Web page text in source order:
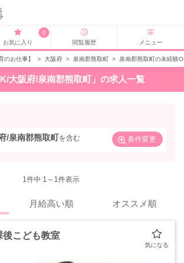
0
お気に入り
閲覧履歴 メニュー
のお仕事】 > 大阪府 > 泉南郡熊取町 > 泉南郡熊取町の未経験
大阪府/泉南郡熊取町」の求人一覧
/泉南郡熊取町を含む 条件変更
1件中 1～1件表示
月給高い順 オススメ順
後こども教室